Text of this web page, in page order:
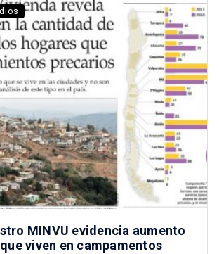
MINVU evidencia aumento
viven en campamentos